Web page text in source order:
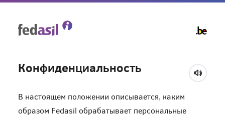
Конфиденциальность
В настоящем положении описывается, каким
образом Fedasil обрабатывает персональные